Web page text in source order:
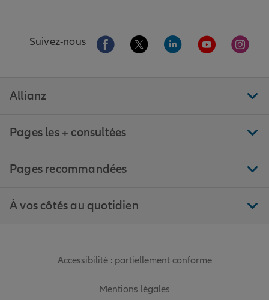
Suivez-nous Aller sur la page Facebook de Allianz
Aller sur la page Twitter de
Aller sur la page
Aller sur la
Aller
Allianz
Pages les + consultées
Pages recommandées
À vos côtés au quotidien
Accessibilité : partiellement conforme
Mentions légales